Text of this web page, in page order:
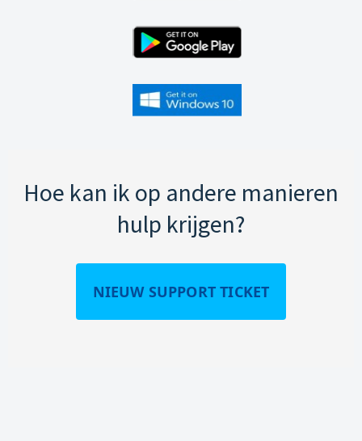
Hoe kan ik op andere manieren
hulp krijgen?
NIEUW SUPPORT TICKET